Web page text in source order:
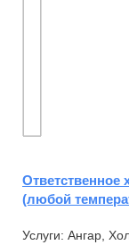
Ответственное
(любой
Услуги: Ангар,